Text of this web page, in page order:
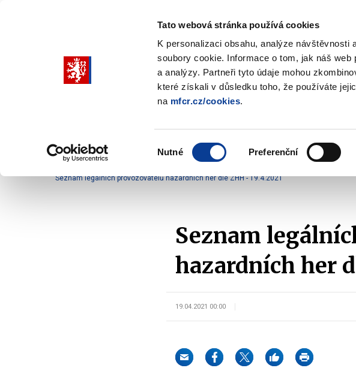
Tato webová stránka používá cookies
K personalizaci obsahu, analýze
soubory cookie. Informace o tom, jak náš
a analýzy. Partneři tyto údaje mohou
které získali v důsledku toho, že používáte
na mfcr.cz/cookies.
Nutné Preferenční
submenu
submenu
politika
Hazardní hry Přehledy a statistiky
Seznam legálních provozovatelů hazardních her dle ZHH - 19.4.2021
Seznam
hazardních her
19.04.2021 00:00